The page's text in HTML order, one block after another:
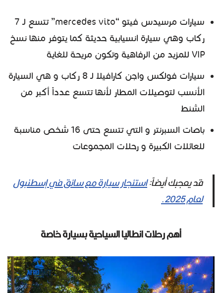
سيارات مرسيدس فيتو “mercedes vito” تتسع لـ 7
ركاب وهي سيارة انسيابية حديثة كما يتوفر منها نسخ
VIP للمزيد من الرفاهية وتكون مريحة للغاية
سيارات فولكس واجن كارافيلا لـ 8 ركاب و هي السيارة
الأنسب لتوصيلات المطار لأنها تتسع عدداً أكبر من
الشنط
باصات السبرنتر و التي تتسع حتى 16 شخص مناسبة
للعائلات الكبيرة و رحلات المجموعات
قد يعجبك أيضاً:استئجار سيارة مع سائق في إسطنبول
لعام 2025.
أهم رحلات انطاليا السياحية بسيارة خاصة